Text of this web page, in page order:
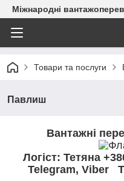
Міжнародні
Товари та послуги
Павлиш
Вантажні
Логіст: Тетяна
Telegram, Viber